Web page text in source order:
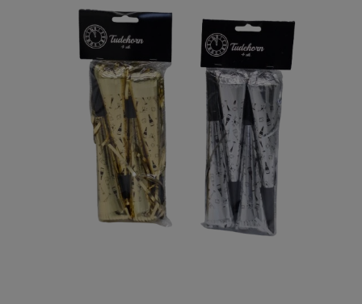
PRODUKTER
RAKETTER
BATTERIER
PIROMAX
JORGE FIREWORKS
COMPOUND BATTERIER
OM OS
KONTAKT OS
ÅBNINGSTIDER 2025